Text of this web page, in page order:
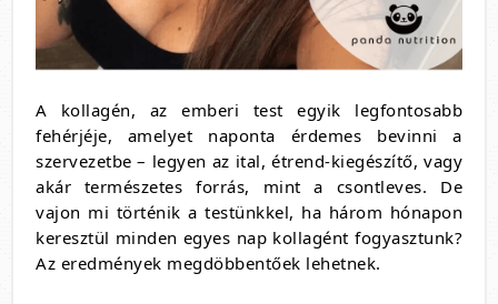
A kollagén, az emberi test egyik legfontosabb
fehérjéje, amelyet naponta érdemes bevinni a
szervezetbe – legyen az ital, étrend-kiegészítő, vagy
akár természetes forrás, mint a csontleves. De
vajon mi történik a testünkkel, ha három hónapon
keresztül minden egyes nap kollagént fogyasztunk?
Az eredmények megdöbbentőek lehetnek.